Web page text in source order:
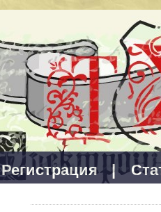
Регистрация |